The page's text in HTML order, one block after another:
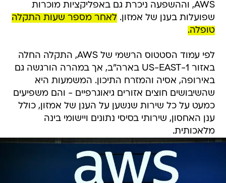
AWS, וההשפעה ניכרת גם באפליקציות מוכרות
שפועלות בענן של אמזון.לאחר מספר שעות התקלה
טופלה.
לפי עמוד הסטטוס הרשמי של AWS, התקלה החלה
באזור US-EAST-1 בארה"ב, אך במהרה הורגשה גם
באירופה, אסיה והמזרח התיכון. המשמעות היא
שהשיבושים חוצים אזורים גיאוגרפיים - והם משפיעים
כמעט על כל שירות שנשען על הענן של אמזון, כולל
ענן האחסון, שירותי בסיסי נתונים ויישומי בינה
מלאכותית.